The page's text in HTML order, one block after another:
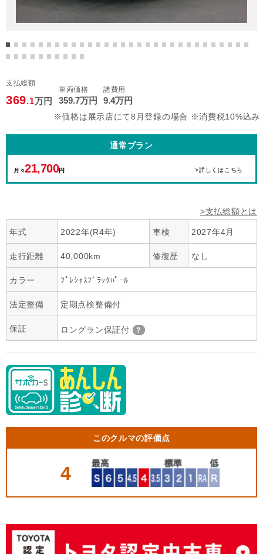
支払総額
369.1万円
車両価格
359.7万円
諸費用
9.4万円
※価格は展示店にて8月登録の場合 ※消費税10%込み
通常プラン
月々21,700円 >詳しくはこちら
>支払総額とは
年式 2022年(R4年) 車検 2027年4月
走行距離 40,000km 修復歴 なし
カラー ﾌﾟﾚｼｬｽﾌﾞﾗｯｸﾊﾟｰﾙ
法定整備 定期点検整備付
保証 ロングラン保証付
このクルマの評価点
4